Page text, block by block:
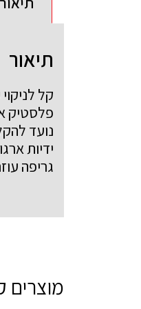
תיאור
קל
פלסטיק
נועד
ידיות
גריפה
מוצרים